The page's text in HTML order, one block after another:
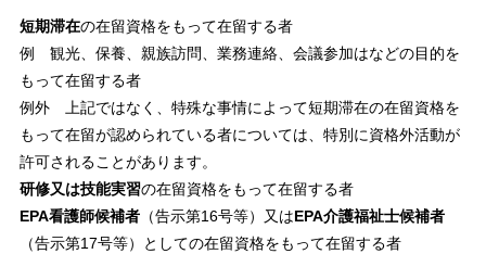
短期滞在の在留資格をもって在留する者
例 観光、保養、親族訪問、業務連絡、会議参加はなどの目的を
もって在留する者
例外 上記ではなく、特殊な事情によって短期滞在の在留資格を
もって在留が認められている者については、特別に資格外活動が
許可されることがあります。
研修又は技能実習の在留資格をもって在留する者
EPA看護師候補者（告示第16号等）又はEPA介護福祉士候補者
（告示第17号等）としての在留資格をもって在留する者